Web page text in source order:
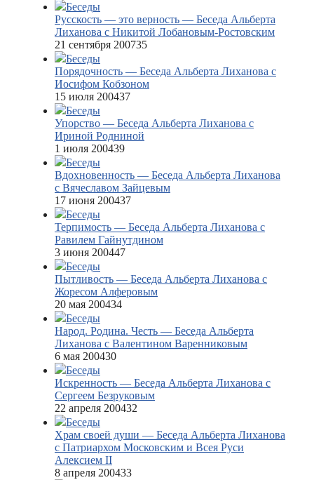
Беседы
Русскость — это верность — Беседа Альберта
Лиханова с Никитой Лобановым-Ростовским
21 сентября 200735
Беседы
Порядочность — Беседа Альберта Лиханова с
Иосифом Кобзоном
15 июля 200437
Беседы
Упорство — Беседа Альберта Лиханова с
Ириной Родниной
1 июля 200439
Беседы
Вдохновенность — Беседа Альберта Лиханова
с Вячеславом Зайцевым
17 июня 200437
Беседы
Терпимость — Беседа Альберта Лиханова с
Равилем Гайнутдином
3 июня 200447
Беседы
Пытливость — Беседа Альберта Лиханова с
Жоресом Алферовым
20 мая 200434
Беседы
Народ. Родина. Честь — Беседа Альберта
Лиханова с Валентином Варенниковым
6 мая 200430
Беседы
Искренность — Беседа Альберта Лиханова с
Сергеем Безруковым
22 апреля 200432
Беседы
Храм своей души — Беседа Альберта Лиханова
с Патриархом Московским и Всея Руси
Алексием II
8 апреля 200433